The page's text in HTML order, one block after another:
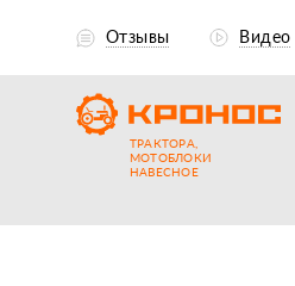
Отзывы Видео
ТРАКТОРА,
МОТОБЛОКИ
НАВЕСНОЕ